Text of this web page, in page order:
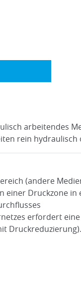
arbeitendes
rein hydraulisch
(andere
einer Druckzone
erfordert
Druckreduzierung).